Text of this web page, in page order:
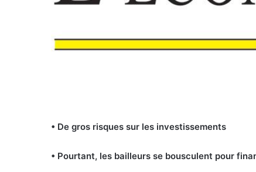
• De gros risques sur les investissements
• Pourtant, les bailleurs se bousculent pour